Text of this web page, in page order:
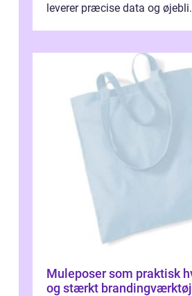
leverer præcise data og
Muleposer som praktisk
og stærkt brandingværktøj